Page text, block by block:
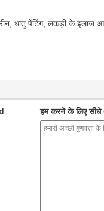
धातु पेंटिंग, लकड़ी के इलाज
हम करने के लिए